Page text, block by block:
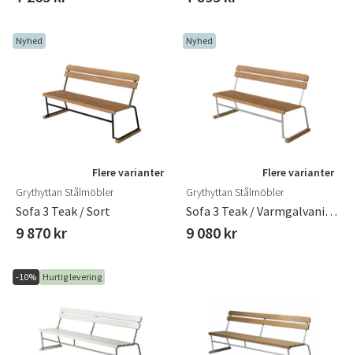
Nyhed
Flere varianter
Grythyttan Stålmöbler
Sofa 3 Teak / Sort
9 870 kr
Nyhed
Flere varianter
Grythyttan Stålmöbler
Sofa 3 Teak / Varmgalvaniseret
9 080 kr
-10% Hurtig levering